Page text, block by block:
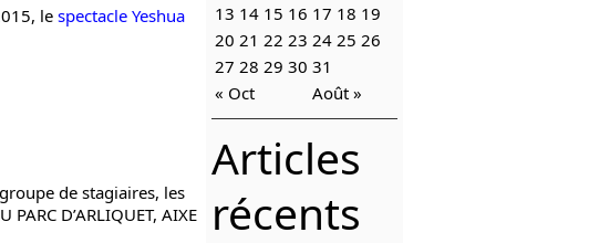
« Oct Août »
13 14 15 16 17 18 19
20 21 22 23 24 25 26
27 28 29 30 31
Articles
récents
le spectacle Yeshua
de stagiaires, les
D’ARLIQUET, AIXE